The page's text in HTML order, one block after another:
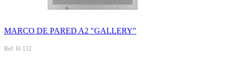
MARCO DE PARED A2 "GALLERY"
Ref: H-132